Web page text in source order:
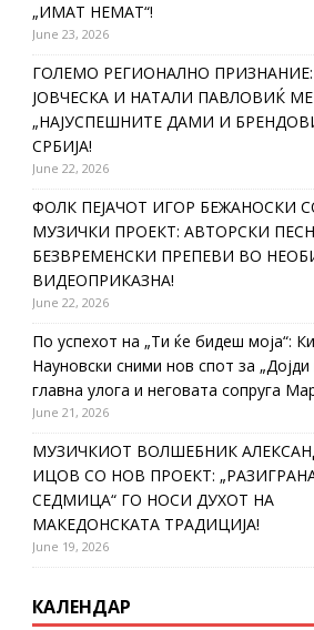
„ИМАТ НЕМАТ“!
June 23, 2026
ГОЛЕМО РЕГИОНАЛНО ПРИЗНАНИЕ:
ЈОВЧЕСКА И НАТАЛИ ПАВЛОВИЌ
„НАЈУСПЕШНИТЕ ДАМИ И
СРБИЈА!
June 22, 2026
ФОЛК ПЕЈАЧОТ ИГОР БЕЖАНОСКИ
МУЗИЧКИ ПРОЕКТ: АВТОРСКИ
БЕЗВРЕМЕНСКИ ПРЕПЕВИ ВО
ВИДЕОПРИКАЗНА!
June 22, 2026
По успехот на „Ти ќе бидеш моја“:
Науновски сними нов спот за „Дојди
главна улога и неговата сопруга
June 21, 2026
МУЗИЧКИОТ ВОЛШЕБНИК
ИЦОВ СО НОВ ПРОЕКТ:
СЕДМИЦА“ ГО НОСИ ДУХОТ НА
МАКЕДОНСКАТА ТРАДИЦИЈА!
June 19, 2026
КАЛЕНДАР